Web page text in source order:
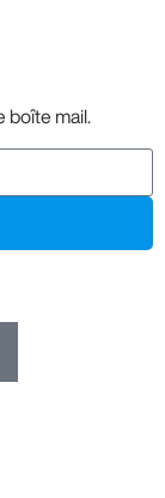
boîte mail.